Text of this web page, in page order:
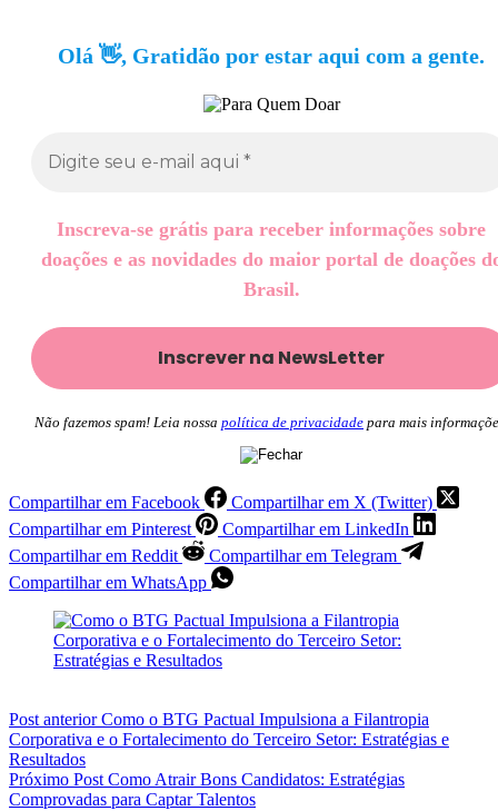
Olá 👋, Gratidão por estar aqui com a gente.
Inscreva-se grátis para receber informações sobre
doações e as novidades do maior portal de doações
Brasil.
Não fazemos spam! Leia nossa política de privacidade para mais
Compartilhar em Facebook
Compartilhar em X (Twitter)
Compartilhar em Pinterest
Compartilhar em LinkedIn
Compartilhar em Reddit
Compartilhar em Telegram
Compartilhar em WhatsApp
Post anteriorComo o BTG Pactual Impulsiona a Filantropia
Corporativa e o Fortalecimento do Terceiro Setor: Estratégias e
Resultados
Próximo Post Como Atrair Bons Candidatos: Estratégias
Comprovadas para Captar Talentos